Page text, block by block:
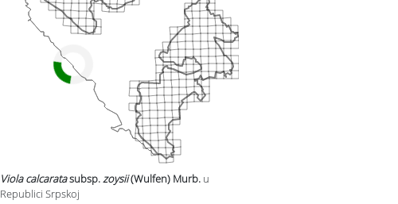
Viola calcaratasubsp.zoysii(Wulfen) Murb. u
Republici Srpskoj